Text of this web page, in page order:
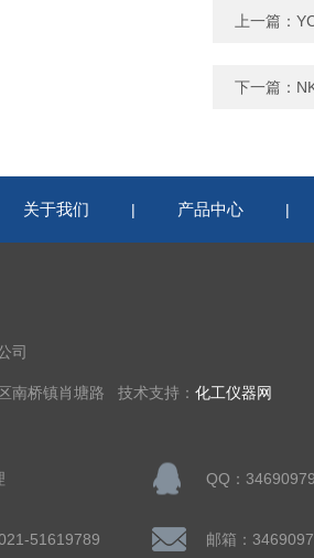
上一篇：
下一篇：
关于我们 | 产品中心 |
司
南桥镇肖塘路 技术支持： 化工仪器网
QQ：
51619789 邮箱：